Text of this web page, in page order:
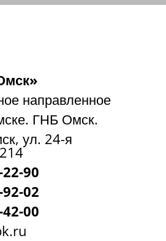
направленное
ГНБ Омск.
ул. 24-я
90
02
00